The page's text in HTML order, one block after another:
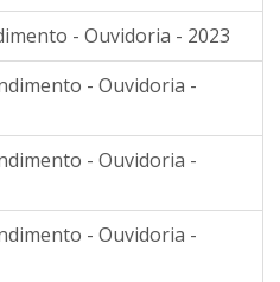
- Ouvidoria - 2023
- Ouvidoria -
- Ouvidoria -
- Ouvidoria -